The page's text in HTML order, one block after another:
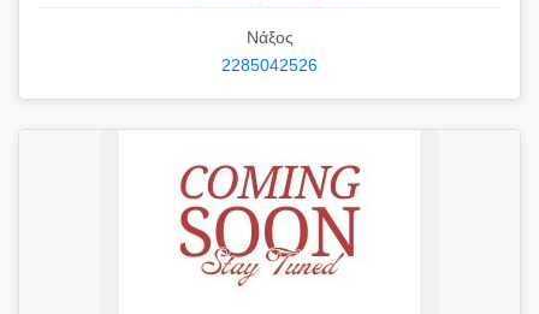
Νάξος
2285042526